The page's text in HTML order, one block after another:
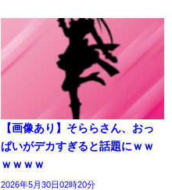
【画像あり】そららさん、おっ
ぱいがデカすぎると話題にｗｗ
ｗｗｗｗ
2026年5月30日02時20分